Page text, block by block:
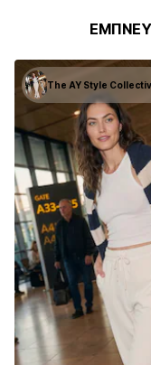
The AY Style